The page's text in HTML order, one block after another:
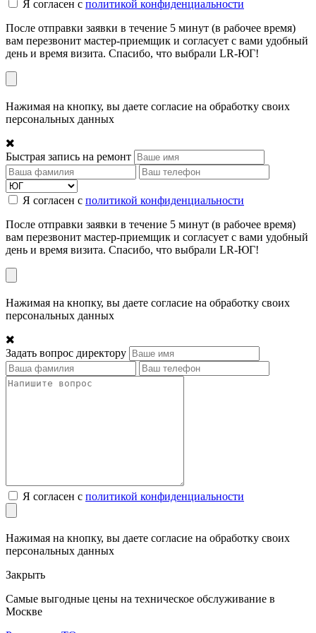
Я согласен с политикой конфиденциальности
После отправки заявки в течение 5 минут (в рабочее время)
вам перезвонит мастер-приемщик и согласует с вами удобный
день и время визита. Спасибо, что выбрали LR-ЮГ!
Нажимая на кнопку, вы даете согласие на обработку своих
персональных данных
Быстрая запись на ремонт
Я согласен с политикой конфиденциальности
После отправки заявки в течение 5 минут (в рабочее время)
вам перезвонит мастер-приемщик и согласует с вами удобный
день и время визита. Спасибо, что выбрали LR-ЮГ!
Нажимая на кнопку, вы даете согласие на обработку своих
персональных данных
Задать вопрос директору
Я согласен с политикой конфиденциальности
Нажимая на кнопку, вы даете согласие на обработку своих
персональных данных
Закрыть
Самые выгодные цены на техническое обслуживание в
Москве